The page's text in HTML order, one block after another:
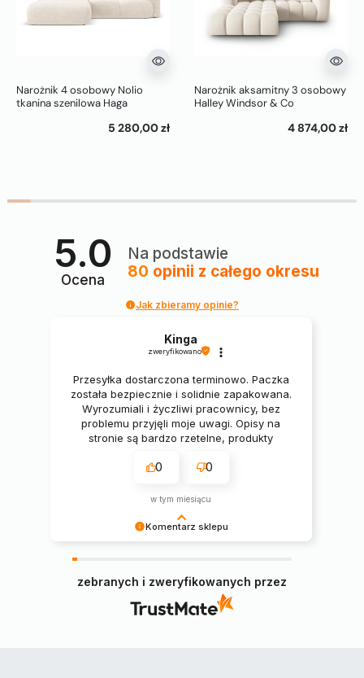
Narożnik 4 osobowy Nolio
tkanina szenilowa Haga
5 280,00 zł
Narożnik aksamitny 3 osobowy
Halley Windsor & Co
4 874,00 zł
5.0
Ocena
Na podstawie
80 opinii z całego okresu
Jak zbieramy opinie?
Komentarz sklepu
narożnik spełnił Pani oczekiwania 😊
Kinga
zweryfikowano
Przesyłka dostarczona terminowo. Paczka
została bezpiecznie i solidnie zapakowana.
Wyrozumiali i życzliwi pracownicy, bez
problemu przyjęli moje uwagi. Opisy na
stronie są bardzo rzetelne, produkty
0 0
w tym miesiącu
zebranych i zweryfikowanych przez